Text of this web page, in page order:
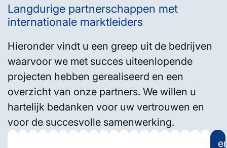
Langdurige partnerschappen met
internationale marktleiders
Hieronder vindt u een greep uit de bedrijven
waarvoor we met succes uiteenlopende
projecten hebben gerealiseerd en een
overzicht van onze partners. We willen u
hartelijk bedanken voor uw vertrouwen en
voor de succesvolle samenwerking.